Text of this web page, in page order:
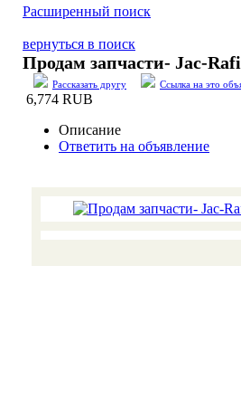
Расширенный поиск
вернуться в поиск
Продам запчасти- Jac-
Рассказать другу Ссылка на это
6,774 RUB
Описание
Ответить на объявление